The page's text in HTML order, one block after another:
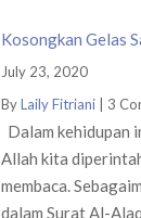
Kosongkan Gelas
July 23, 2020
ByLaily Fitriani| 3
Dalam kehidupan
Allah kita
membaca.
dalam Surat Al-